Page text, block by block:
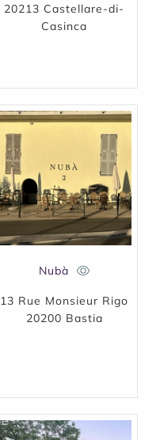
20213 Castellare-di-
Casinca
Nubà
13 Rue Monsieur Rigo
20200 Bastia